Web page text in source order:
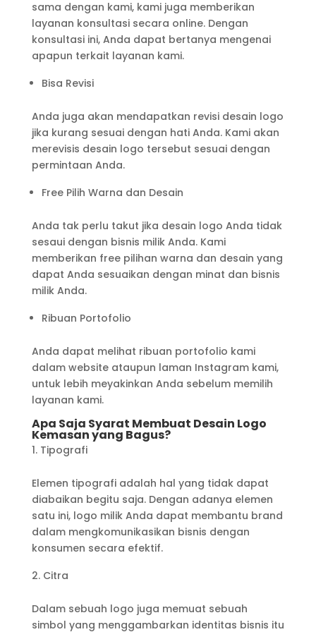
sama dengan kami, kami juga memberikan
layanan konsultasi secara online. Dengan
konsultasi ini, Anda dapat bertanya mengenai
apapun terkait layanan kami.
Bisa Revisi
Anda juga akan mendapatkan revisi desain logo
jika kurang sesuai dengan hati Anda. Kami akan
merevisis desain logo tersebut sesuai dengan
permintaan Anda.
Free Pilih Warna dan Desain
Anda tak perlu takut jika desain logo Anda tidak
sesaui dengan bisnis milik Anda. Kami
memberikan free pilihan warna dan desain yang
dapat Anda sesuaikan dengan minat dan bisnis
milik Anda.
Ribuan Portofolio
Anda dapat melihat ribuan portofolio kami
dalam website ataupun laman Instagram kami,
untuk lebih meyakinkan Anda sebelum memilih
layanan kami.
Apa Saja Syarat Membuat Desain Logo
Kemasan yang Bagus?
Tipografi
Elemen tipografi adalah hal yang tidak dapat
diabaikan begitu saja. Dengan adanya elemen
satu ini, logo milik Anda dapat membantu brand
dalam mengkomunikasikan bisnis dengan
konsumen secara efektif.
Citra
Dalam sebuah logo juga memuat sebuah
simbol yang menggambarkan identitas bisnis itu